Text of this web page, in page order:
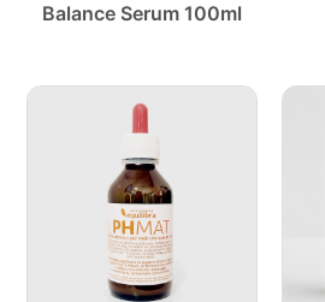
Balance Serum 100ml